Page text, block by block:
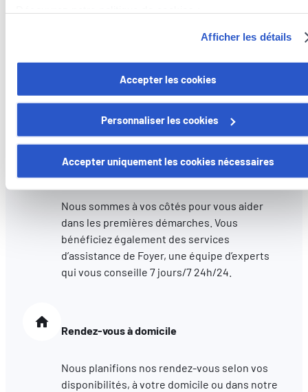
Vous avez la possibilité de retirer votre consentement à tout
moment en cliquant sur le lien "gestion des cookies" en bas
Certains de ces cookies sont strictement nécessaires au
fonctionnement du site. Notez que si vous désactivez des
cookies utilisés ici, il se peut que certaines fonctionnalités ou
parties de ce site Web ne soient plus normalement
accessibles. D'autres sont utilisés pour :
Améliorer votre expérience utilisateur, en personnalisant
vos fonctionnalités et en se souvenant de vos choix.
Mesurer l'audience en suivant le nombre de visiteurs et
comprenant comment vous arrivez sur notre site.
sociaux utilisés et vous permettre de visualiser du contenu
Afficher les détails
Accepter les cookies
Personnaliser les cookies
Accepter uniquement les cookies nécessaires
Immatriculation de votre véhicule
et nous vous aidons dans vos démarches
administratives pour immatriculer votre
véhicule.
Assistance en cas de sinistre
Nous sommes à vos côtés pour vous aider
dans les premières démarches. Vous
bénéficiez également des services
d’assistance de Foyer, une équipe d’experts
qui vous conseille 7 jours/7 24h/24.
Rendez-vous à domicile
Nous planifions nos rendez-vous selon vos
disponibilités, à votre domicile ou dans notre